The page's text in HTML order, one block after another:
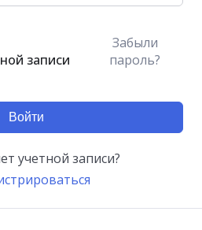
записи
Забыли
пароль?
Войти
учетной записи?